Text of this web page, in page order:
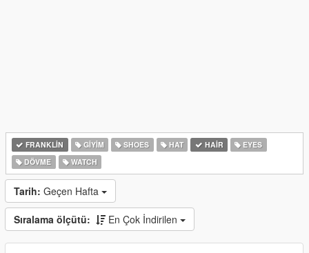
FRANKLIN GIYIM SHOES HAT HAIR
EYES
DÖVME
WATCH
Tarih: Geçen Hafta
Sıralama ölçütü: En Çok İndirilen